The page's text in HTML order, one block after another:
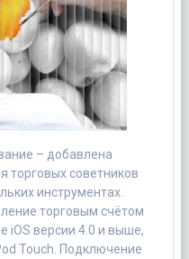
– добавлена
торговых советников
инструментах.
торговым счётом
iOS версии 4.0 и выше,
Touch. Подключение